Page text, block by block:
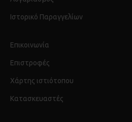
Ιστορικό Παραγγελίων
Επικοινωνία
Επιστροφές
Χάρτης ιστιότοπου
Κατασκευαστές